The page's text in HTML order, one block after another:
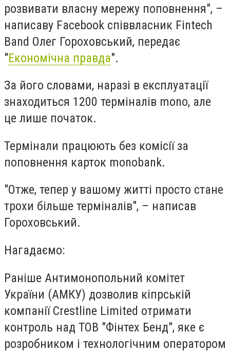
розвивати власну мережу поповнення", –
написаву Facebook співвласник Fintech
Band Олег Гороховський, передає
"Економічна правда".
За його словами, наразі в експлуатації
знаходиться 1200 терміналів mono, але
це лише початок.
Термінали працюють без комісії за
поповнення карток monobank.
"Отже, тепер у вашому житті просто стане
трохи більше терміналів", – написав
Гороховський.
Нагадаємо:
Раніше Антимонопольний комітет
України (АМКУ) дозволив кіпрській
компанії Crestline Limited отримати
контроль над ТОВ "Фінтех Бенд", яке є
розробником і технологічним оператором